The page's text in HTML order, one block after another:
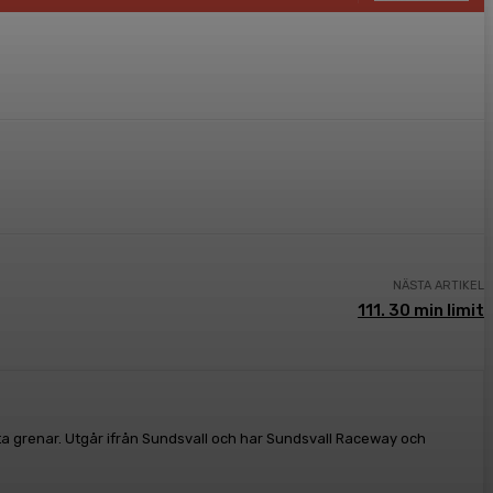
NÄSTA ARTIKEL
111. 30 min limit
Utgår ifrån Sundsvall och har Sundsvall Raceway och